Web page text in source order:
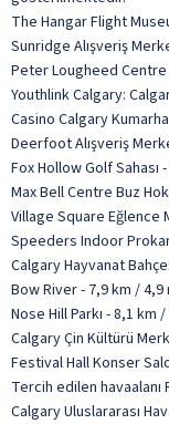
The Hangar Flight
Sunridge Alışveriş
Peter Lougheed
Youthlink Calgary:
Casino Calgary
Deerfoot Alışveriş
Fox Hollow Golf Sahası
Max Bell Centre Buz
Village Square Eğlence
Speeders Indoor
Calgary Hayvanat
Bow River - 7,9 km / 4,9
Nose Hill Parkı - 8,1 km
Calgary Çin Kültürü
Festival Hall Konser
Tercih edilen
Calgary Uluslararası